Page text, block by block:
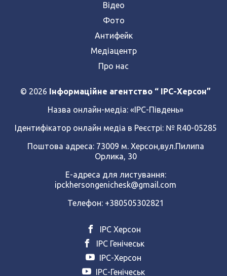
Відео
Фото
Антифейк
Медіацентр
Про нас
© 2026 Інформаційне агентство “ IPC-Херсон”
Назва онлайн-медіа: «ІРС-Південь»
Ідентифікатор онлайн медіа в Реєстрі: № R40-05285
Поштова адреса: 73009 м. Херсон,вул.Пилипа
Орлика, 30
Е-адреса для листування:
ipckhersongenichesk@gmail.com
Телефон: +380505302821
ІРС Херсон
ІРС Генічеськ
ІРС-Херсон
ІРС-Генічеськ